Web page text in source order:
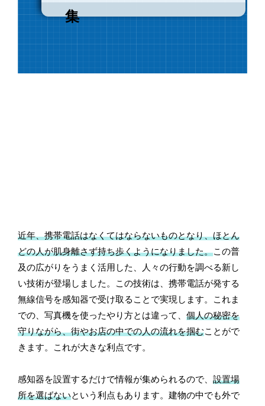
集
近年、携帯電話はなくてはならないものとなり、ほとん
どの人が肌身離さず持ち歩くようになりました。この普
及の広がりをうまく活用した、人々の行動を調べる新し
い技術が登場しました。この技術は、携帯電話が発する
無線信号を感知器で受け取ることで実現します。これま
での、写真機を使ったやり方とは違って、個人の秘密を
守りながら、街やお店の中での人の流れを掴むことがで
きます。これが大きな利点です。
感知器を設置するだけで情報が集められるので、設置場
所を選ばないという利点もあります。建物の中でも外で